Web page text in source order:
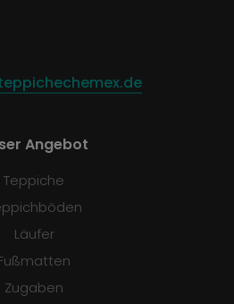
Angebot
Teppiche
Läufer
Zugaben